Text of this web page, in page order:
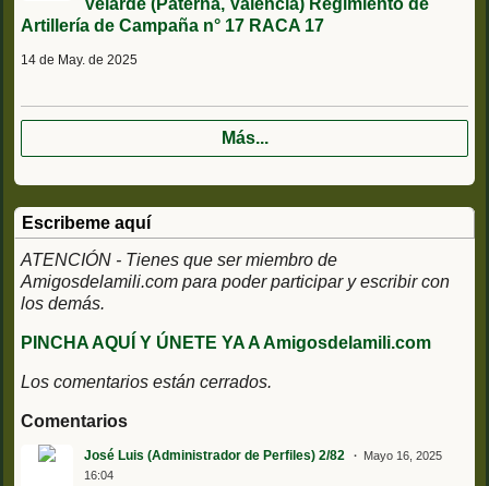
Velarde (Paterna, Valencia) Regimiento de
Artillería de Campaña n° 17 RACA 17
14 de May. de 2025
Más...
Escribeme aquí
ATENCIÓN - Tienes que ser miembro de
Amigosdelamili.com para poder participar y escribir con
los demás.
PINCHA AQUÍ Y ÚNETE YA A Amigosdelamili.com
Los comentarios están cerrados.
Comentarios
José Luis (Administrador de Perfiles) 2/82
Mayo 16, 2025
16:04